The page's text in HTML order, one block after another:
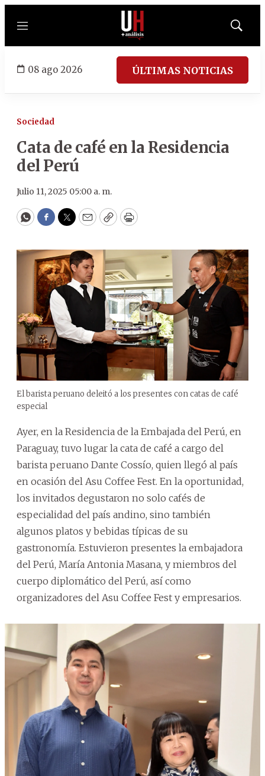
Menú
Mostrar
08 ago 2026 ÚLTIMAS NOTICIAS
Sociedad
Cata de café en la Residencia
del Perú
Julio 11, 2025 05:00 a. m.
WhatsApp
Facebook
Twitter
EmailCopyPrint
El barista peruano deleitó a los presentes con catas de café
especial
Ayer, en la Residencia de la Embajada del Perú, en
Paraguay, tuvo lugar la cata de café a cargo del
barista peruano Dante Cossío, quien llegó al país
en ocasión del Asu Coffee Fest. En la oportunidad,
los invitados degustaron no solo cafés de
especialidad del país andino, sino también
algunos platos y bebidas típicas de su
gastronomía. Estuvieron presentes la embajadora
del Perú, María Antonia Masana, y miembros del
cuerpo diplomático del Perú, así como
organizadores del Asu Coffee Fest y empresarios.